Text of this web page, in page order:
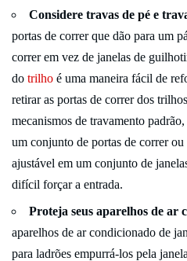
Considere travas de pé e
portas de correr que dão para um
correr em vez de janelas de
do trilho é uma maneira fácil de
retirar as portas de correr dos
mecanismos de travamento
um conjunto de portas de correr ou
ajustável em um conjunto de
difícil forçar a entrada.
Proteja seus aparelhos de ar
aparelhos de ar condicionado de
para ladrões empurrá-los pela